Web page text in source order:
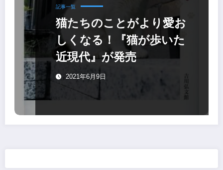
記事一覧
猫たちのことがより愛お
しくなる！『猫が歩いた
近現代』が発売
2021年6月9日